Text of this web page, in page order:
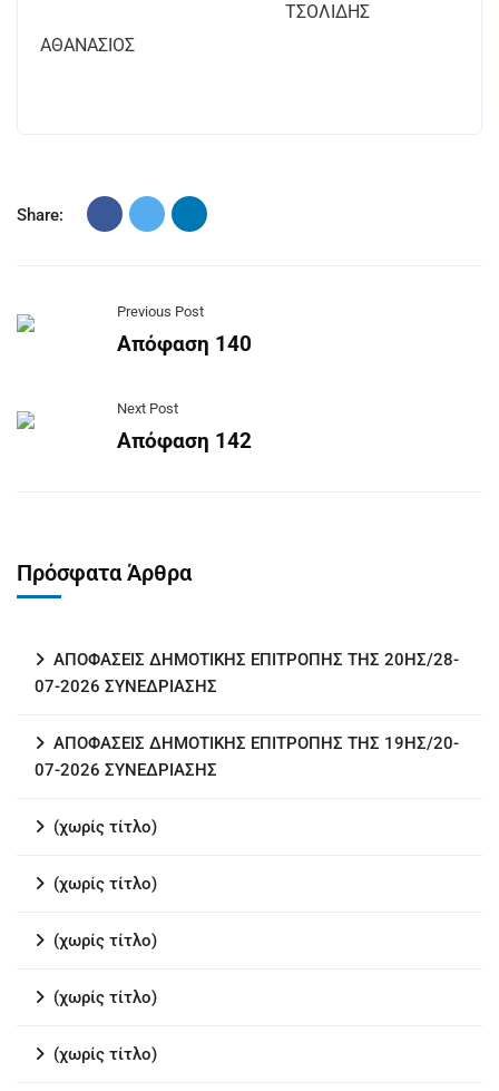
ΤΣΟΛΙΔΗΣ
ΑΘΑΝΑΣΙΟΣ
Share:
Previous Post
Απόφαση 140
Next Post
Απόφαση 142
Πρόσφατα Άρθρα
ΑΠΟΦΑΣΕΙΣ ΔΗΜΟΤΙΚΗΣ ΕΠΙΤΡΟΠΗΣ ΤΗΣ 20ΗΣ/28-
07-2026 ΣΥΝΕΔΡΙΑΣΗΣ
ΑΠΟΦΑΣΕΙΣ ΔΗΜΟΤΙΚΗΣ ΕΠΙΤΡΟΠΗΣ ΤΗΣ 19ΗΣ/20-
07-2026 ΣΥΝΕΔΡΙΑΣΗΣ
(χωρίς τίτλο)
(χωρίς τίτλο)
(χωρίς τίτλο)
(χωρίς τίτλο)
(χωρίς τίτλο)